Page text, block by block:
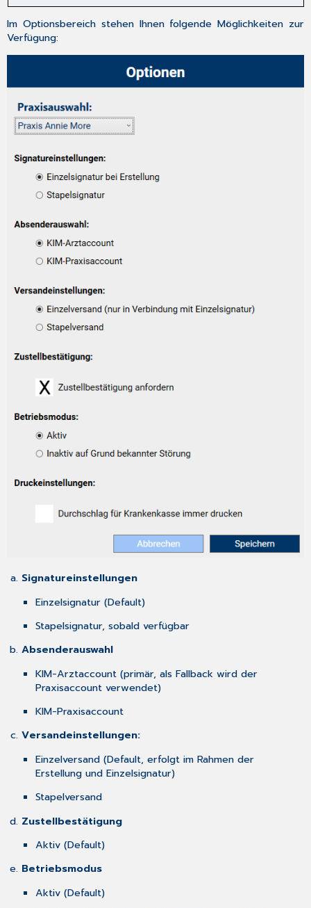
Im Optionsbereich stehen Ihnen folgende Möglichkeiten zur
Verfügung:
Signatureinstellungen
Einzelsignatur (Default)
Stapelsignatur, sobald verfügbar
Absenderauswahl
KIM-Arztaccount (primär, als Fallback wird der
Praxisaccount verwendet)
KIM-Praxisaccount
Versandeinstellungen:
Einzelversand (Default, erfolgt im Rahmen der
Erstellung und Einzelsignatur)
Stapelversand
Zustellbestätigung
Aktiv (Default)
Betriebsmodus
Aktiv (Default)